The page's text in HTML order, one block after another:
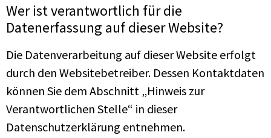
Wer ist verantwortlich für die
Datenerfassung auf dieser Website?
Die Datenverarbeitung auf dieser Website erfolgt
durch den Websitebetreiber. Dessen Kontaktdaten
können Sie dem Abschnitt „Hinweis zur
Verantwortlichen Stelle“ in dieser
Datenschutzerklärung entnehmen.